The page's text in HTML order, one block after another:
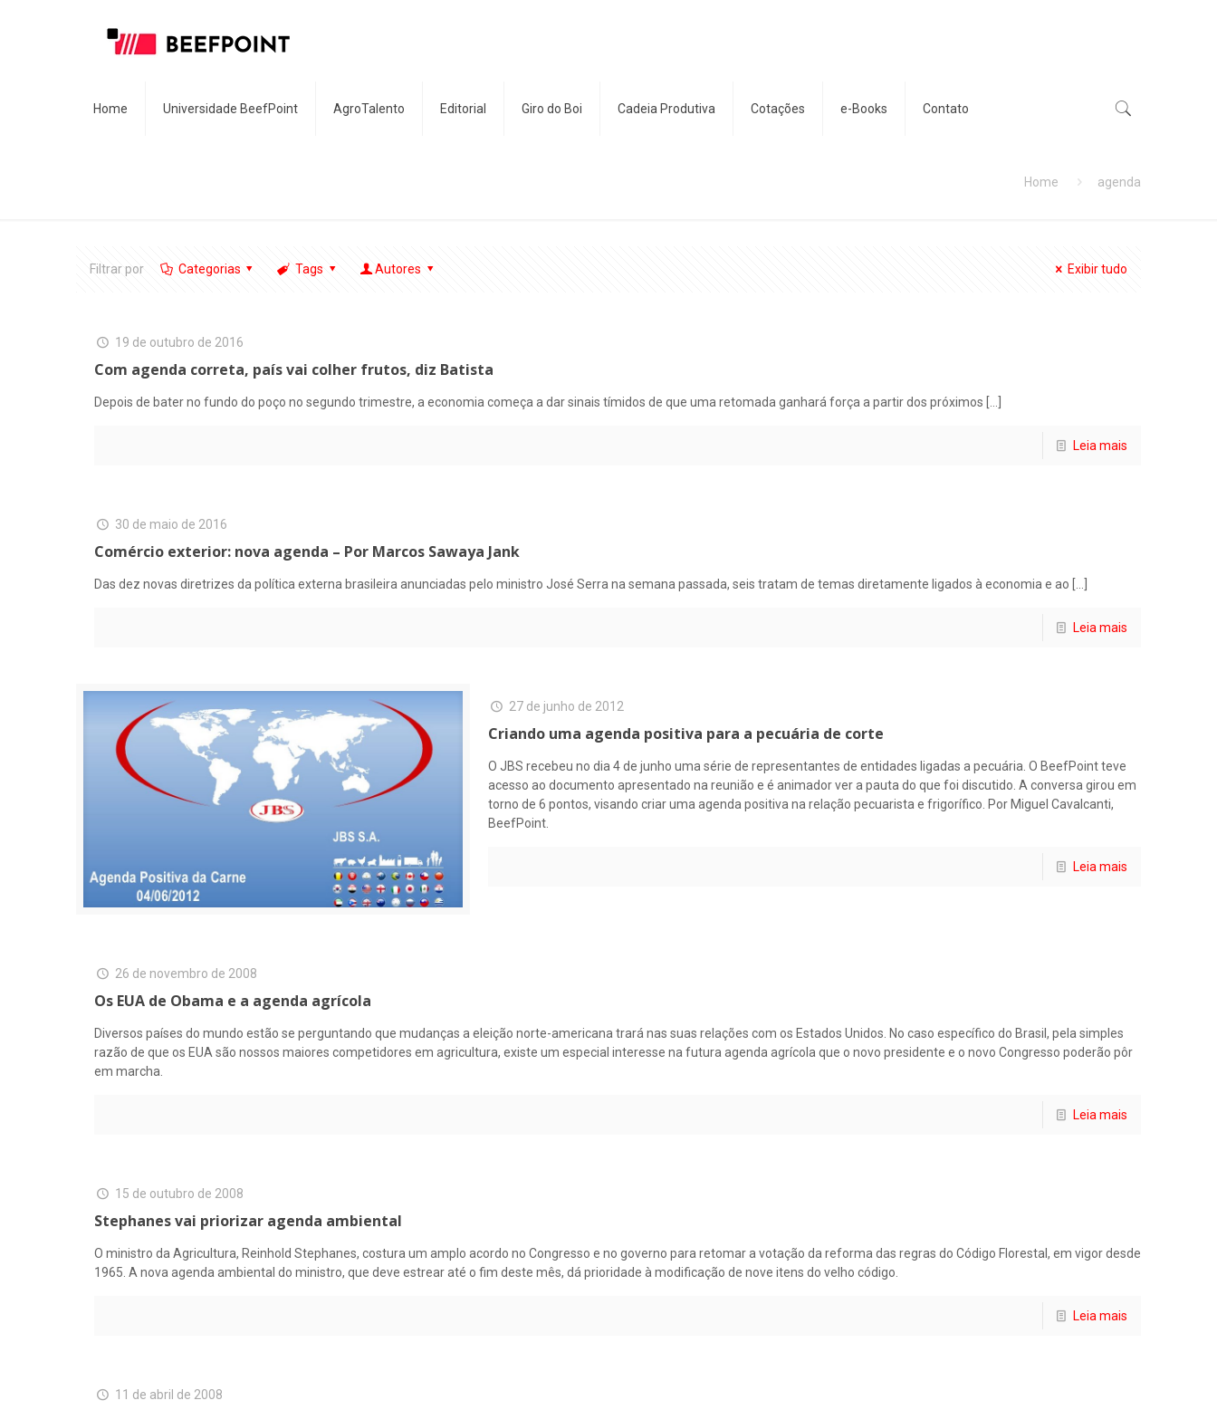
Home Universidade BeefPoint AgroTalento Editorial Giro do Boi Cadeia Produtiva Cotações e-Books Contato
Home agenda
Filtrar por Categorias Tags Autores Exibir tudo
19 de outubro de 2016
Com agenda correta, país vai colher frutos, diz Batista
Depois de bater no fundo do poço no segundo trimestre, a economia começa a dar sinais tímidos de que uma retomada ganhará força a partir dos próximos
Leia mais
30 de maio de 2016
Comércio exterior: nova agenda – Por Marcos Sawaya Jank
Das dez novas diretrizes da política externa brasileira anunciadas pelo ministro José Serra na semana passada, seis tratam de temas diretamente ligados à economia e ao
Leia mais
27 de junho de 2012
Criando uma agenda positiva para a pecuária de corte
O JBS recebeu no dia 4 de junho uma série de representantes de entidades ligadas a pecuária. O BeefPoint teve
acesso ao documento apresentado na reunião e é animador ver a pauta do que foi discutido. A conversa girou em
torno de 6 pontos, visando criar uma agenda positiva na relação pecuarista e frigorífico. Por Miguel Cavalcanti,
BeefPoint.
Leia mais
26 de novembro de 2008
Os EUA de Obama e a agenda agrícola
Diversos países do mundo estão se perguntando que mudanças a eleição norte-americana trará nas suas relações com os Estados Unidos. No caso específico do Brasil, pela simples
razão de que os EUA são nossos maiores competidores em agricultura, existe um especial interesse na futura agenda agrícola que o novo presidente e o novo Congresso poderão pôr
em marcha.
Leia mais
15 de outubro de 2008
Stephanes vai priorizar agenda ambiental
O ministro da Agricultura, Reinhold Stephanes, costura um amplo acordo no Congresso e no governo para retomar a votação da reforma das regras do Código Florestal, em vigor desde
1965. A nova agenda ambiental do ministro, que deve estrear até o fim deste mês, dá prioridade à modificação de nove itens do velho código.
Leia mais
11 de abril de 2008